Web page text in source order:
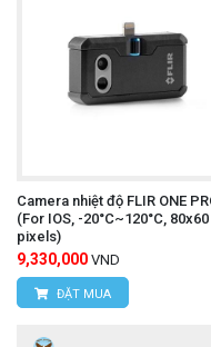
Kiên, Huyện
Minh
Website:
Tham khảo thêm:
T UT502A
Camera nhiệt độ FLIR ONE
(For IOS, -20°C~120°C, 80x60
pixels)
9,330,000 VND
ĐẶT MUA